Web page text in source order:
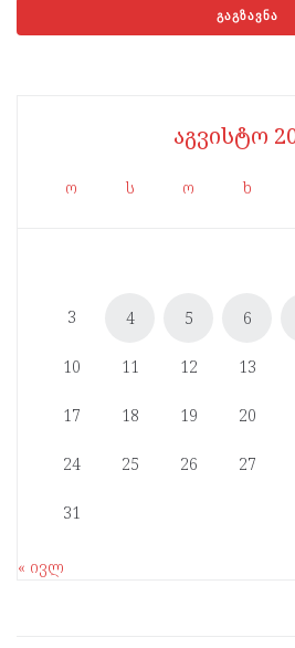
აგვისტო
ო ს ო ხ
3 4 5 6
10 11 12 13
17 18 19 20
24 25 26 27
31
« ივლ